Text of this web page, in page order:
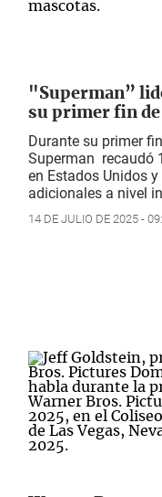
"Superman”
su primer fin de
Durante su primer
Superman recaudó
en Estados Unidos
adicionales a nivel
14 DE JULIO DE 2025 -